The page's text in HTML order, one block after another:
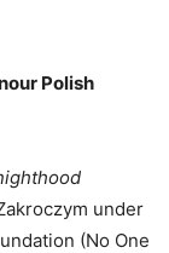
Polish
under
(No One